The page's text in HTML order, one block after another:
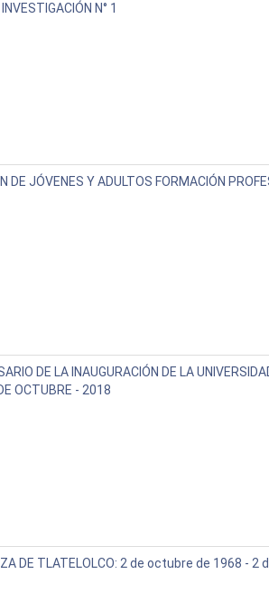
N° 1
DE JÓVENES Y ADULTOS FORMACIÓN
DE LA INAUGURACIÓN DE LA
OCTUBRE - 2018
DE TLATELOLCO: 2 de octubre de 1968 - 2